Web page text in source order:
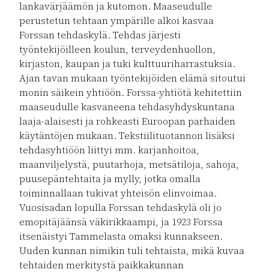
lankavärjäämön ja kutomon. Maaseudulle
perustetun tehtaan ympärille alkoi kasvaa
Forssan tehdaskylä. Tehdas järjesti
työntekijöilleen koulun, terveydenhuollon,
kirjaston, kaupan ja tuki kulttuuriharrastuksia.
Ajan tavan mukaan työntekijöiden elämä sitoutui
monin säikein yhtiöön. Forssa-yhtiötä kehitettiin
maaseudulle kasvaneena tehdasyhdyskuntana
laaja-alaisesti ja rohkeasti Euroopan parhaiden
käytäntöjen mukaan. Tekstiilituotannon lisäksi
tehdasyhtiöön liittyi mm. karjanhoitoa,
maanviljelystä, puutarhoja, metsätiloja, sahoja,
puusepäntehtaita ja mylly, jotka omalla
toiminnallaan tukivat yhteisön elinvoimaa.
Vuosisadan lopulla Forssan tehdaskylä oli jo
emopitäjäänsä väkirikkaampi, ja 1923 Forssa
itsenäistyi Tammelasta omaksi kunnakseen.
Uuden kunnan nimikin tuli tehtaista, mikä kuvaa
tehtaiden merkitystä paikkakunnan